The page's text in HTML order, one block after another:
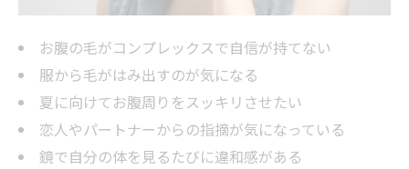
お腹の毛がコンプレックスで自信が持てない
服から毛がはみ出すのが気になる
夏に向けてお腹周りをスッキリさせたい
恋人やパートナーからの指摘が気になっている
鏡で自分の体を見るたびに違和感がある